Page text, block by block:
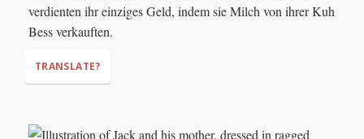
verdienten ihr einziges Geld, indem sie Milch von ihrer Kuh
Bess verkauften.
TRANSLATE?